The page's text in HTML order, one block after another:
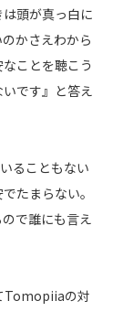
頭が真っ白に
かさえわから
ことを聴こう
です』と答え
ることもない
たまらない。
で誰にも言え
Tomopiiaの対